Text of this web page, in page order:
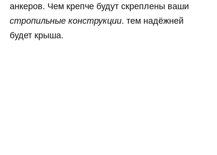
анкеров. Чем крепче будут скреплены ваши
стропильные конструкции. тем надёжней
будет крыша.